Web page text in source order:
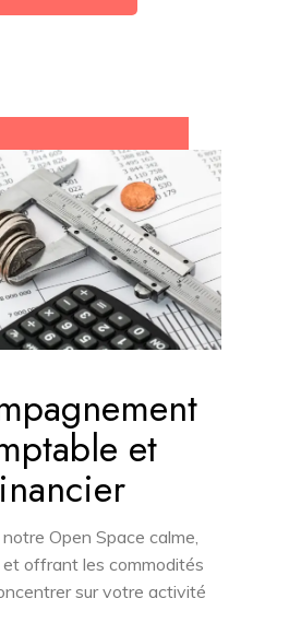
et
Open Space calme,
offrant les commodités
sur votre activité